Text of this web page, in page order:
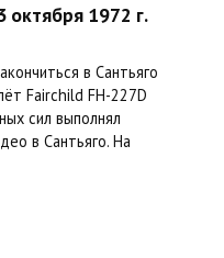
октября 1972 г.
в Сантьяго
Fairchild FH-227D
сил выполнял
в Сантьяго. На